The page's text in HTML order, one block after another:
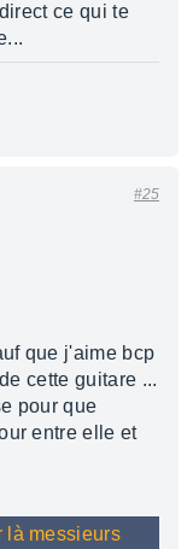
ce qui te
#25
que j'aime bcp
cette guitare ...
pour que
entre elle et
là messieurs